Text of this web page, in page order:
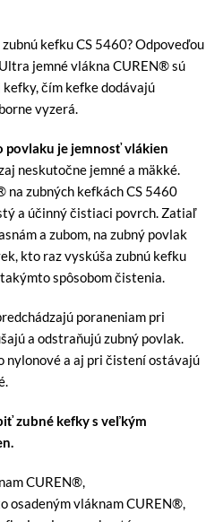
kefku CS 5460? Odpoveďou
jemné vlákna CUREN® sú
čím kefke dodávajú
vyzerá.
je jemnosť vlákien
neskutočne jemné a mäkké.
zubných kefkách CS 5460
a účinný čistiaci povrch. Zatiaľ
a zubom, na zubný povlak
kto raz vyskúša zubnú kefku
spôsobom čistenia.
poraneniam pri
a odstraňujú zubný povlak.
nylonové a aj pri čistení ostávajú
zubné kefky s veľkým
CUREN®,
osadeným vláknam CUREN®,